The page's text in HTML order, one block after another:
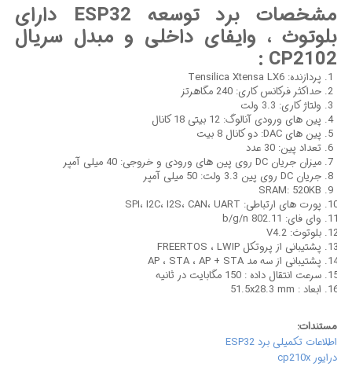
مشخصات برد توسعه ESP32 دارای
بلوتوث ، وایفای داخلی و مبدل سریال
CP2102 :
پردازنده: Tensilica Xtensa LX6
حداکثر فرکانس کاری: 240 مگاهرتز
ولتاژ کاری: 3.3 ولت
پین های ورودی آنالوگ: 12 بیتی 18 کانال
پین های DAC: دو کانال 8 بیت
تعداد پین: 30 عدد
میزان جریان DC روی پین های ورودی و خروجی: 40 میلی آمپر
جریان DC روی پین 3.3 ولت: 50 میلی آمپر
SRAM: 520KB
پورت های ارتباطی: SPI، I2C، I2S، CAN، UART
وای فای: 802.11 b/g/n
بلوتوث: V4.2
پشتیبانی از پروتکل FREERTOS ، LWIP
پشتیبانی از سه مد AP ، STA ، AP + STA
سرعت انتقال داده : 150 مگابایت در ثانیه
ابعاد : 51.5x28.3 mm
مستندات:
اطلاعات تکمیلی برد ESP32
درایور cp210x